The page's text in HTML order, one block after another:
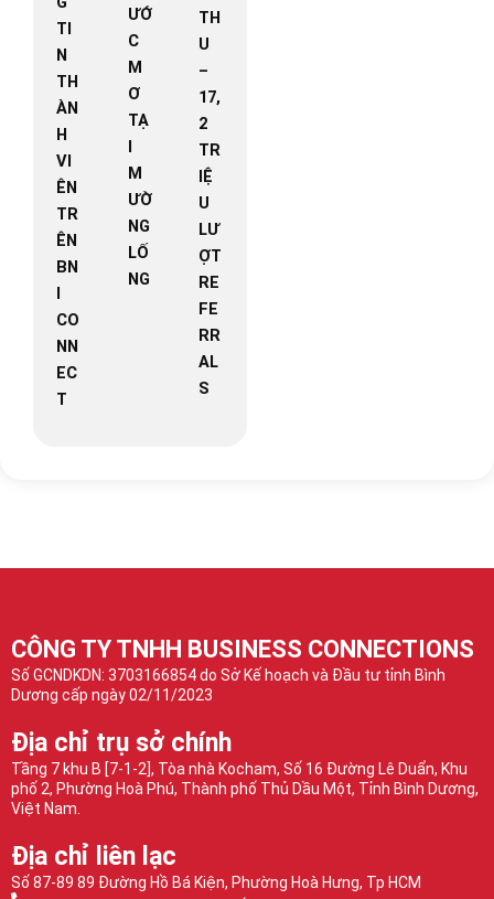
TI
N
TH
ÀN
H
VI
ÊN
TR
ÊN
BN
CO
NN
EC
T
ƯỚ
C
M
Ơ
TẠ
M
ƯỜ
NG
LỐ
NG
TH
U
–
17,
2
TR
IỆ
U
LƯ
ỢT
RE
FE
RR
AL
S
CÔNG TY TNHH BUSINESS CONNECTIONS
Số GCNDKDN: 3703166854 do Sở Kế hoạch và Đầu tư tỉnh Bình
Dương cấp ngày 02/11/2023
Địa chỉ trụ sở chính
Tầng 7 khu B [7-1-2], Tòa nhà Kocham, Số 16 Đường Lê Duẩn, Khu
phố 2, Phường Hoà Phú, Thành phố Thủ Dầu Một, Tỉnh Bình Dương,
Việt Nam.
Địa chỉ liên lạc
Số 87-89 89 Đường Hồ Bá Kiện, Phường Hoà Hưng, Tp HCM